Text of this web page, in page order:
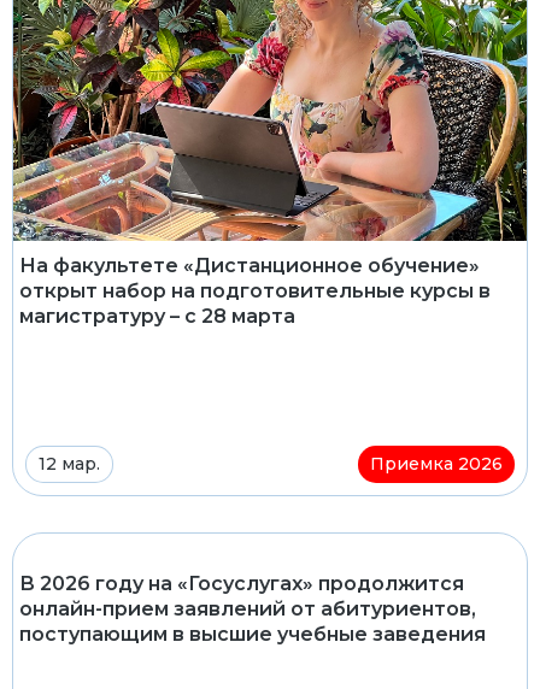
На факультете «Дистанционное обучение»
открыт набор на подготовительные курсы в
магистратуру – с 28 марта
12 мар. Приемка 2026
В 2026 году на «Госуслугах» продолжится
онлайн-прием заявлений от абитуриентов,
поступающим в высшие учебные заведения